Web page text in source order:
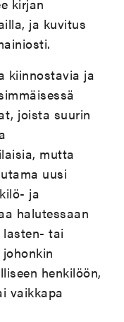
kirjan
ja kuvitus
kiinnostavia ja
joista suurin
mutta
uusi
ja
halutessaan
tai
henkilöön,
vaikkapa